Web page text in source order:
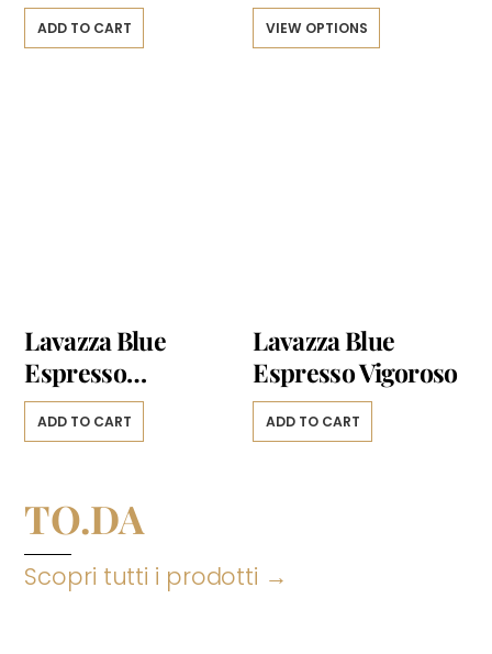
ADD TO CART VIEW OPTIONS
Lavazza Blue
Espresso
Decaffeinato
ADD TO CART
Lavazza Blue
Espresso Vigoroso
ADD TO CART
TO.DA
Scopri tutti i prodotti →